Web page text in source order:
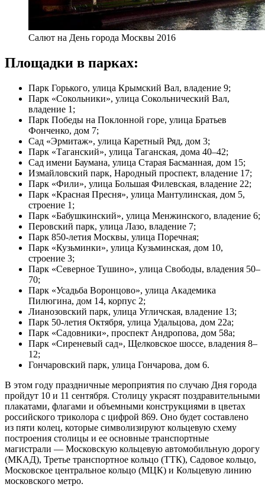
Салют на День города Москвы 2016
Площадки в парках:
Парк Горького, улица Крымский Вал, владение 9;
Парк «Сокольники», улица Сокольнический Вал,
владение 1;
Парк Победы на Поклонной горе, улица Братьев
Фонченко, дом 7;
Сад «Эрмитаж», улица Каретный Ряд, дом 3;
Парк «Таганский», улица Таганская, дома 40–42;
Сад имени Баумана, улица Старая Басманная, дом 15;
Измайловский парк, Народный проспект, владение 17;
Парк «Фили», улица Большая Филевская, владение 22;
Парк «Красная Пресня», улица Мантулинская, дом 5,
строение 1;
Парк «Бабушкинский», улица Менжинского, владение 6;
Перовский парк, улица Лазо, владение 7;
Парк 850-летия Москвы, улица Поречная;
Парк «Кузьминки», улица Кузьминская, дом 10,
строение 3;
Парк «Северное Тушино», улица Свободы, владения 50–
70;
Парк «Усадьба Воронцово», улица Академика
Пилюгина, дом 14, корпус 2;
Лианозовский парк, улица Угличская, владение 13;
Парк 50-летия Октября, улица Удальцова, дом 22а;
Парк «Садовники», проспект Андропова, дом 58а;
Парк «Сиреневый сад», Щелковское шоссе, владения 8–
12;
Гончаровский парк, улица Гончарова, дом 6.
В этом году праздничные мероприятия по случаю Дня города
пройдут 10 и 11 сентября. Столицу украсят поздравительными
плакатами, флагами и объемными конструкциями в цветах
российского триколора с цифрой 869. Оно будет составлено
из пяти колец, которые символизируют кольцевую схему
построения столицы и ее основные транспортные
магистрали — Московскую кольцевую автомобильную дорогу
(МКАД), Третье транспортное кольцо (ТТК), Садовое кольцо,
Московское центральное кольцо (МЦК) и Кольцевую линию
московского метро.